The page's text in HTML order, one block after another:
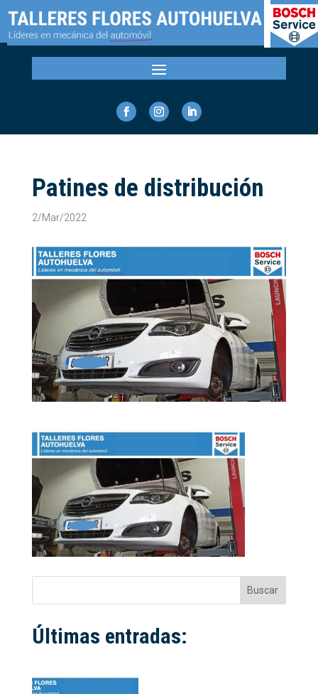
Patines de distribución
2/Mar/2022
Buscar
Últimas entradas: